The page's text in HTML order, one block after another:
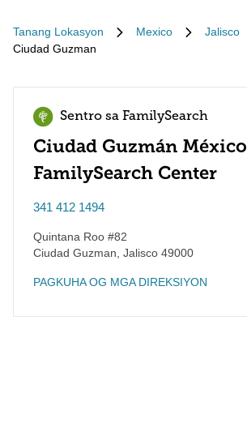
Tanang Lokasyon Mexico
Jalisco
Ciudad Guzman
Sentro sa FamilySearch
Ciudad Guzmán México
FamilySearch Center
341 412 1494
Quintana Roo #82
Ciudad Guzman Jalisco 49000
PAGKUHA OG MGA DIREKSIYON